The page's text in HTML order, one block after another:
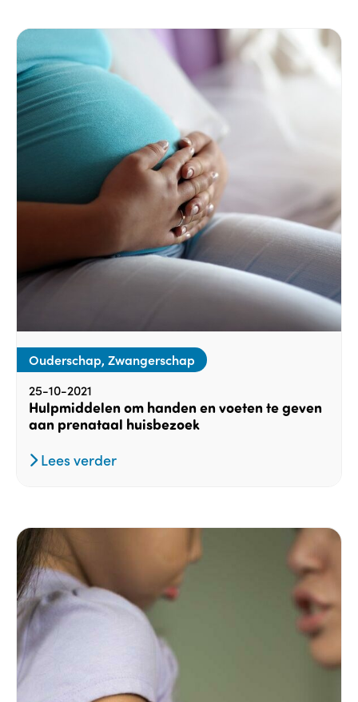
Ouderschap, Zwangerschap
25-10-2021
Hulpmiddelen om handen en voeten te geven
aan prenataal huisbezoek
Lees verder